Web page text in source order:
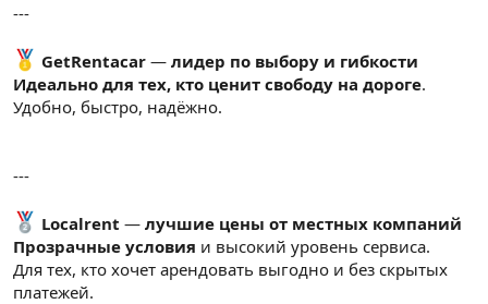
---
GetRentacar — лидер по выбору и гибкости
Идеально для тех, кто ценит свободу на дороге.
Удобно, быстро, надёжно.
---
Localrent — лучшие цены от местных компаний
Прозрачные условия и высокий уровень сервиса.
Для тех, кто хочет арендовать выгодно и без скрытых
платежей.